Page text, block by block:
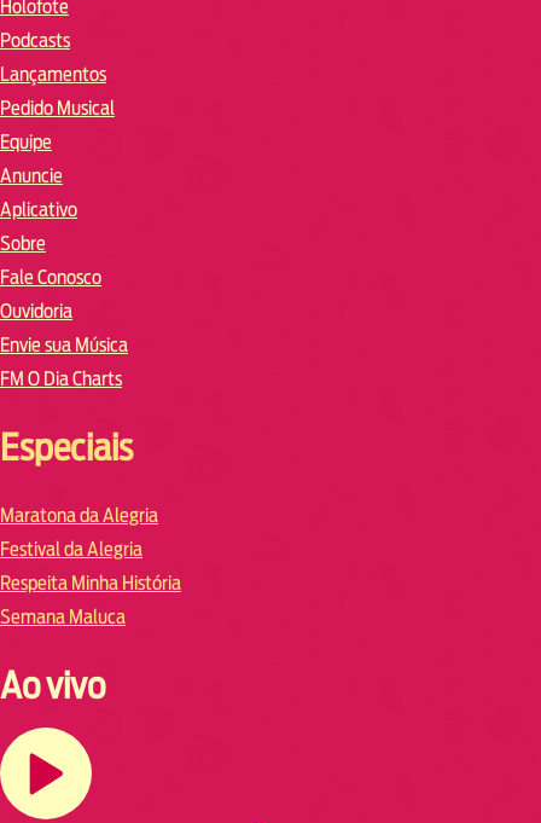
Holofote
Podcasts
Lançamentos
Pedido Musical
Equipe
Anuncie
Aplicativo
Sobre
Fale Conosco
Ouvidoria
Envie sua Música
FM O Dia Charts
Especiais
Maratona da Alegria
Festival da Alegria
Respeita Minha História
Semana Maluca
Ao vivo